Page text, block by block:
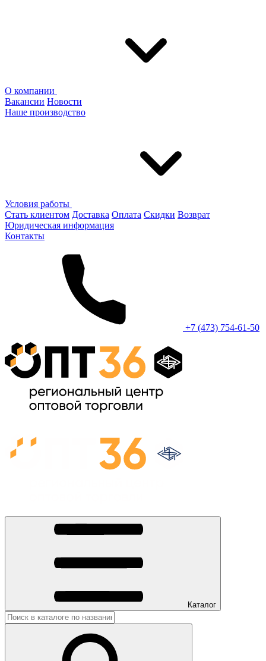
О компании
Вакансии Новости
Наше производство
Условия работы
Стать клиентом Доставка Оплата Скидки Возврат
Юридическая информация
Контакты
+7 (473) 754-61-50
Каталог